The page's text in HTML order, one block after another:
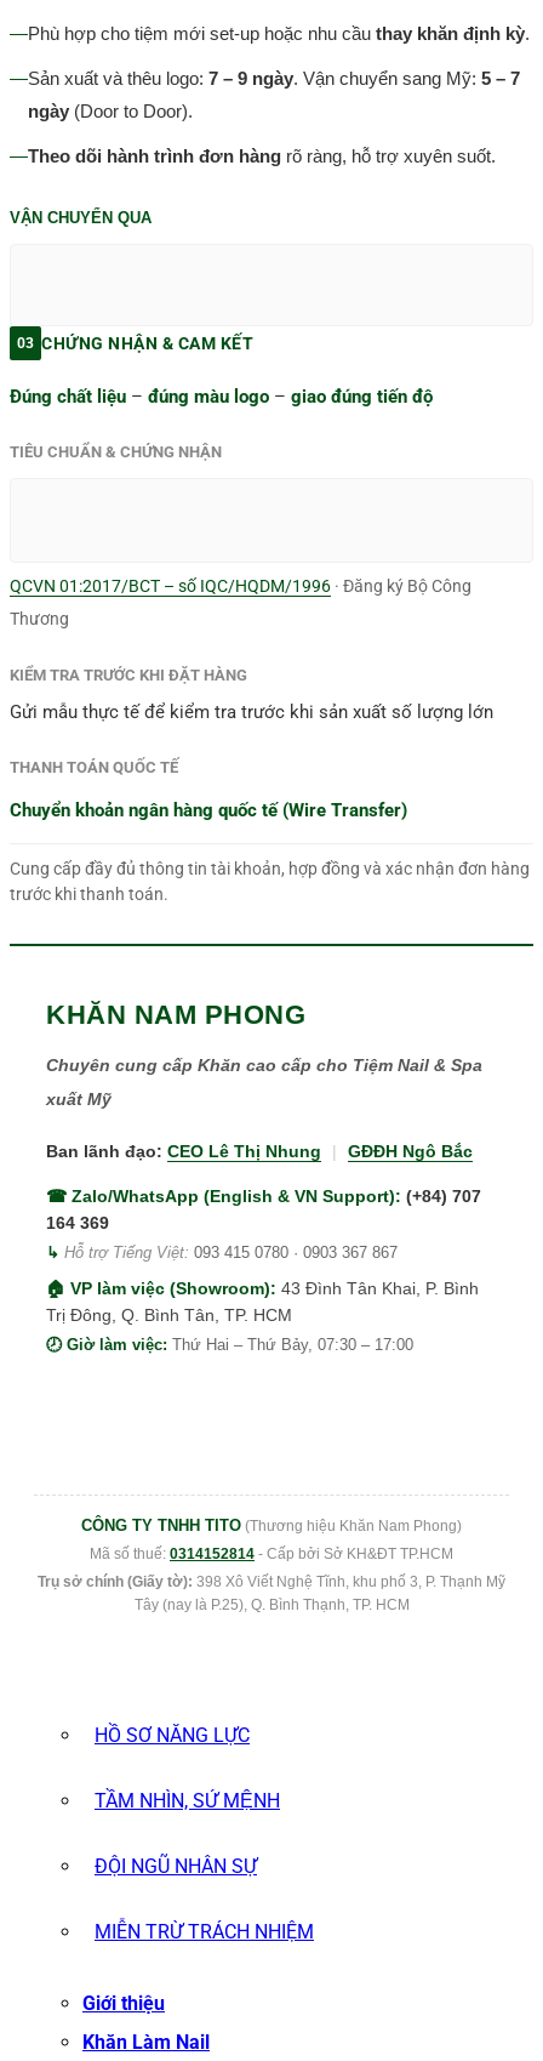
—Phù hợp cho tiệm mới set-up hoặc nhu cầu thay khăn định kỳ.
—Sản xuất và thêu logo: 7 – 9 ngày. Vận chuyển sang Mỹ: 5 – 7
ngày (Door to Door).
—Theo dõi hành trình đơn hàng rõ ràng, hỗ trợ xuyên suốt.
VẬN CHUYỂN QUA
03 CHỨNG NHẬN & CAM KẾT
Đúng chất liệu – đúng màu logo – giao đúng tiến độ
TIÊU CHUẨN & CHỨNG NHẬN
QCVN 01:2017/BCT – số IQC/HQDM/1996 · Đăng ký Bộ Công
Thương
KIỂM TRA TRƯỚC KHI ĐẶT HÀNG
Gửi mẫu thực tế để kiểm tra trước khi sản xuất số lượng lớn
THANH TOÁN QUỐC TẾ
Chuyển khoản ngân hàng quốc tế (Wire Transfer)
Cung cấp đầy đủ thông tin tài khoản, hợp đồng và xác nhận đơn hàng
trước khi thanh toán.
KHĂN NAM PHONG
Chuyên cung cấp Khăn cao cấp cho Tiệm Nail & Spa
xuất Mỹ
Ban lãnh đạo: CEO Lê Thị Nhung | GĐĐH Ngô Bắc
☎ Zalo/WhatsApp (English & VN Support): (+84) 707
164 369
↳ Hỗ trợ Tiếng Việt: 093 415 0780 · 0903 367 867
🏠 VP làm việc (Showroom): 43 Đình Tân Khai, P. Bình
Trị Đông, Q. Bình Tân, TP. HCM
🕗 Giờ làm việc: Thứ Hai – Thứ Bảy, 07:30 – 17:00
CÔNG TY TNHH TITO (Thương hiệu Khăn Nam Phong)
Mã số thuế: 0314152814 - Cấp bởi Sở KH&ĐT TP.HCM
Trụ sở chính (Giấy tờ): 398 Xô Viết Nghệ Tĩnh, khu phố 3, P. Thạnh Mỹ
Tây (nay là P.25), Q. Bình Thạnh, TP. HCM
HỒ SƠ NĂNG LỰC
TẦM NHÌN, SỨ MỆNH
ĐỘI NGŨ NHÂN SỰ
MIỄN TRỪ TRÁCH NHIỆM
Giới thiệu
Khăn Làm Nail